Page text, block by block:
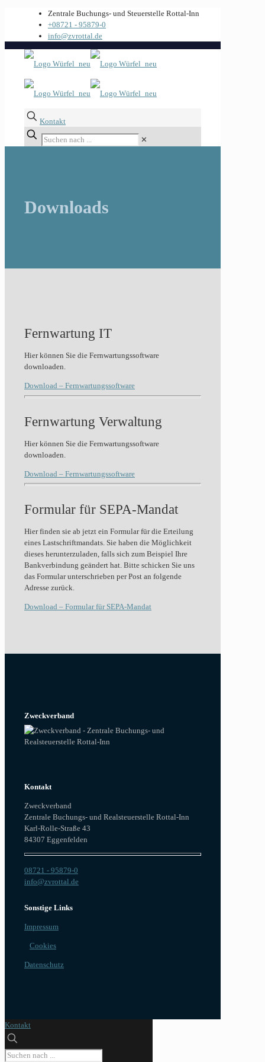
Zentrale Buchungs- und Steuerstelle Rottal-Inn
+08721 - 95879-0
info@zvrottal.de
Kontakt
✕
Downloads
Fernwartung IT
Hier können Sie die Fernwartungssoftware
downloaden.
Download – Fernwartungssoftware
Fernwartung Verwaltung
Hier können Sie die Fernwartungssoftware
downloaden.
Download – Fernwartungssoftware
Formular für SEPA-Mandat
Hier finden sie ab jetzt ein Formular für die Erteilung
eines Lastschriftmandats. Sie haben die Möglichkeit
dieses herunterzuladen, falls sich zum Beispiel Ihre
Bankverbindung geändert hat. Bitte schicken Sie uns
das Formular unterschrieben per Post an folgende
Adresse zurück.
Download – Formular für SEPA-Mandat
Zweckverband
Kontakt
Zweckverband
Zentrale Buchungs- und Realsteuerstelle Rottal-Inn
Karl-Rolle-Straße 43
84307 Eggenfelden
08721 - 95879-0
info@zvrottal.de
Sonstige Links
Impressum
Cookies
Datenschutz
Kontakt